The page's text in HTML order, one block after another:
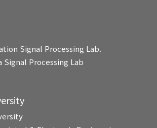
Signal Processing Lab.
Processing Lab